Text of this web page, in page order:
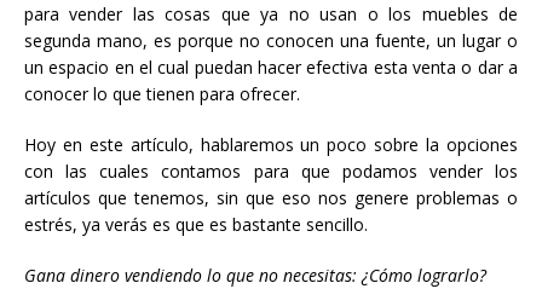
para vender las cosas que ya no usan o los muebles de
segunda mano, es porque no conocen una fuente, un lugar o
un espacio en el cual puedan hacer efectiva esta venta o dar a
conocer lo que tienen para ofrecer.
Hoy en este artículo, hablaremos un poco sobre la opciones
con las cuales contamos para que podamos vender los
artículos que tenemos, sin que eso nos genere problemas o
estrés, ya verás es que es bastante sencillo.
Gana dinero vendiendo lo que no necesitas: ¿Cómo lograrlo?